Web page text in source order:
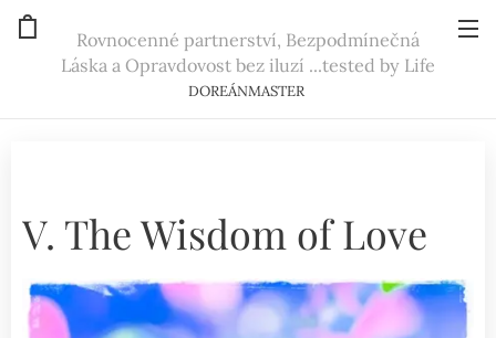
Rovnocenné partnerství, Bezpodmínečná
Láska a Opravdovost bez iluzí ...tested by Life
DOREÁNMASTER
V. The Wisdom of Love